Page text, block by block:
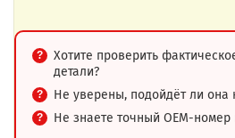
Хотите проверить
детали?
Не уверены, подойдёт ли она
Не знаете точный OEM-номер